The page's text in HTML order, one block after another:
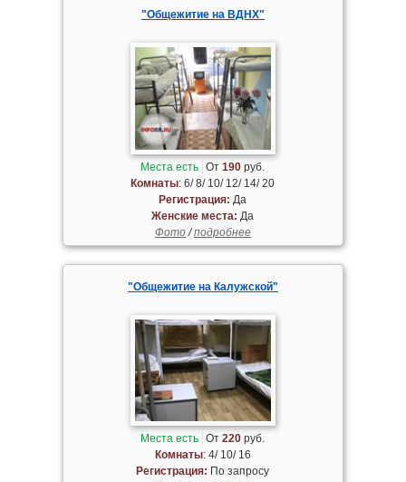
"Общежитие на ВДНХ"
Места есть От190 руб.
Комнаты: 6/ 8/ 10/ 12/ 14/ 20
Регистрация: Да
Женские места: Да
Фото/подробнее
"Общежитие на Калужской"
Места есть От220 руб.
Комнаты: 4/ 10/ 16
Регистрация: По запросу